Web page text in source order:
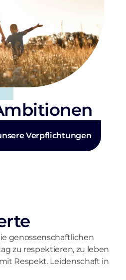
Verpflichtungen
genossenschaftlichen
zu respektieren, zu leben
Respekt. Leidenschaft in